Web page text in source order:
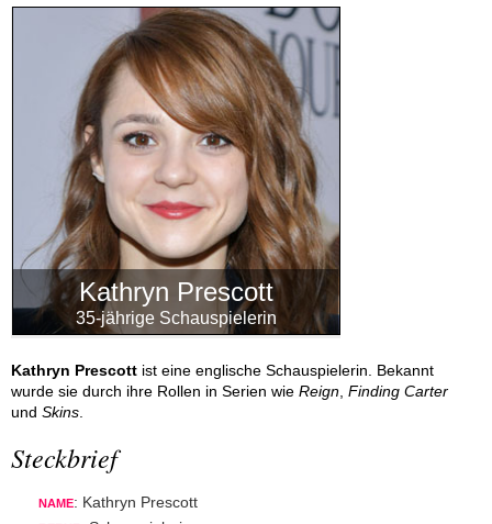
Kathryn Prescott
35-jährige Schauspielerin
Kathryn Prescott ist eine englische Schauspielerin. Bekannt
wurde sie durch ihre Rollen in Serien wie Reign Finding Carter
und Skins
Steckbrief
NAME: Kathryn Prescott